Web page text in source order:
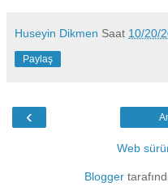
Huseyin Dikmen Saat 10/20/
Paylaş
‹
Web
Blogger